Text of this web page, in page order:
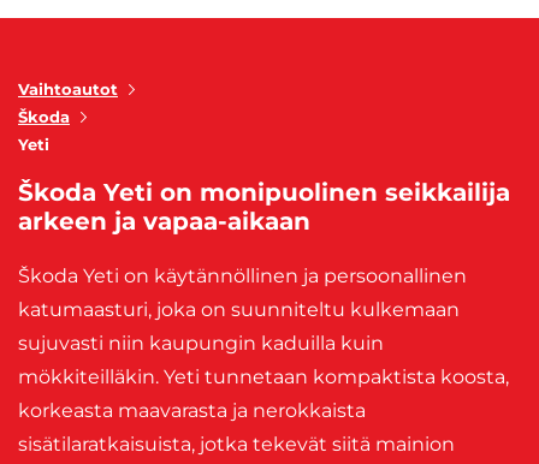
Vaihtoautot
Škoda
Yeti
Škoda Yeti on monipuolinen seikkailija
arkeen ja vapaa-aikaan
Škoda Yeti on käytännöllinen ja persoonallinen
katumaasturi, joka on suunniteltu kulkemaan
sujuvasti niin kaupungin kaduilla kuin
mökkiteilläkin. Yeti tunnetaan kompaktista koosta,
korkeasta maavarasta ja nerokkaista
sisätilaratkaisuista, jotka tekevät siitä mainion